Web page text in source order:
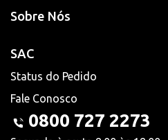
Sobre Nós
SAC
Status do Pedido
Fale Conosco
0800 727 2273